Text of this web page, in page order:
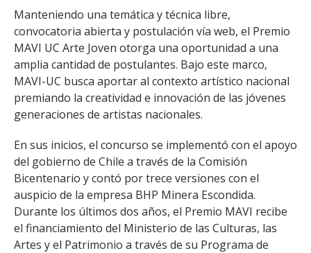
Manteniendo una temática y técnica libre,
convocatoria abierta y postulación vía web, el Premio
MAVI UC Arte Joven otorga una oportunidad a una
amplia cantidad de postulantes. Bajo este marco,
MAVI-UC busca aportar al contexto artístico nacional
premiando la creatividad e innovación de las jóvenes
generaciones de artistas nacionales.
En sus inicios, el concurso se implementó con el apoyo
del gobierno de Chile a través de la Comisión
Bicentenario y contó por trece versiones con el
auspicio de la empresa BHP Minera Escondida.
Durante los últimos dos años, el Premio MAVI recibe
el financiamiento del Ministerio de las Culturas, las
Artes y el Patrimonio a través de su Programa de